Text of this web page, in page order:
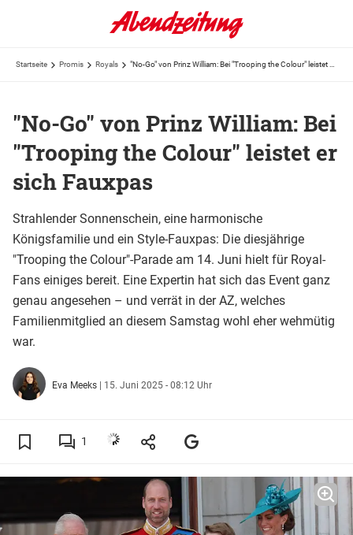
Startseite Promis Royals
"No-Go" von Prinz William: Bei
"Trooping the Colour" leistet er
sich Fauxpas
Strahlender Sonnenschein, eine harmonische
Königsfamilie und ein Style-Fauxpas: Die diesjährige
"Trooping the Colour"-Parade am 14. Juni hielt für Royal-
Fans einiges bereit. Eine Expertin hat sich das Event ganz
genau angesehen – und verrät in der AZ, welches
Familienmitglied an diesem Samstag wohl eher wehmütig
war.
Eva Meeks | 15. Juni 2025 - 08:12 Uhr
1